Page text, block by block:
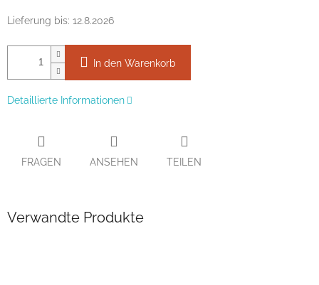
Lieferung bis: 12.8.2026
In den Warenkorb
Detaillierte Informationen
FRAGEN ANSEHEN TEILEN
Verwandte Produkte